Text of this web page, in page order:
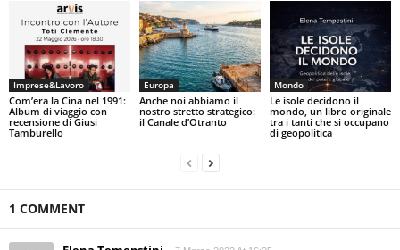
Imprese&Lavoro
Com’era la Cina nel 1991:
Album di viaggio con
recensione di Giusi
Tamburello
Europa
Anche noi abbiamo il
nostro stretto strategico:
il Canale d’Otranto
Mondo
Le isole decidono il
mondo, un libro originale
tra i tanti che si occupano
di geopolitica
1 COMMENT